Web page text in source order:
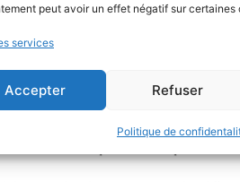
peut avoir un effet négatif sur
services
Accepter Refuser
Politique de